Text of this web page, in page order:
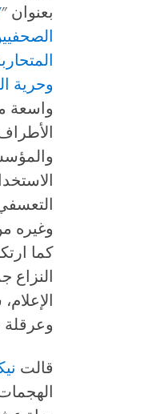
بعنوان "
وحرية
واسعة
وغيره
كما
النزاع
قالت